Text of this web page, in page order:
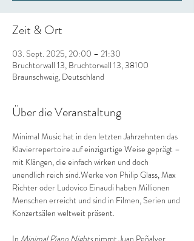
Zeit & Ort
03. Sept. 2025, 20:00 – 21:30
Bruchtorwall 13, Bruchtorwall 13, 38100
Braunschweig, Deutschland
Über die Veranstaltung
Minimal Music hat in den letzten Jahrzehnten das
Klavierrepertoire auf einzigartige Weise geprägt –
mit Klängen, die einfach wirken und doch
unendlich reich sind.Werke von Philip Glass, Max
Richter oder Ludovico Einaudi haben Millionen
Menschen erreicht und sind in Filmen, Serien und
Konzertsälen weltweit präsent.
In Minimal Piano Nights nimmt Juan Peñalver